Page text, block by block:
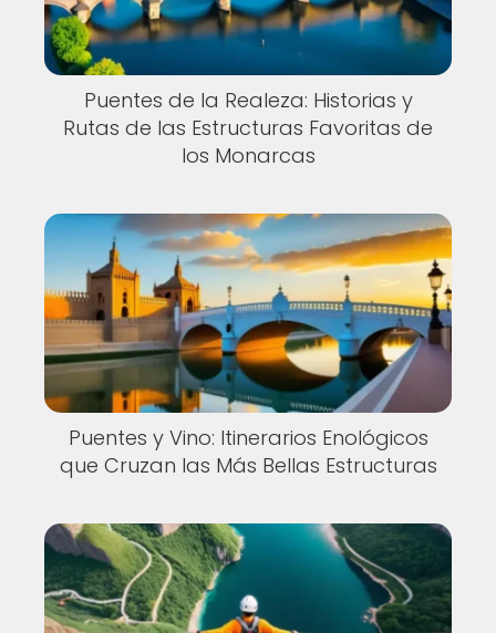
Puentes de la Realeza: Historias y
Rutas de las Estructuras Favoritas de
los Monarcas
Puentes y Vino: Itinerarios Enológicos
que Cruzan las Más Bellas Estructuras